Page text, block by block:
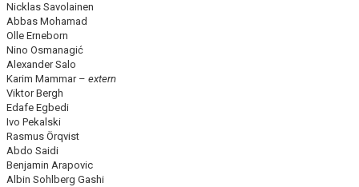
Nicklas Savolainen
Abbas Mohamad
Olle Erneborn
Nino Osmanagić
Alexander Salo
Karim Mammar – extern
Viktor Bergh
Edafe Egbedi
Ivo Pekalski
Rasmus Örqvist
Abdo Saidi
Benjamin Arapovic
Albin Sohlberg Gashi